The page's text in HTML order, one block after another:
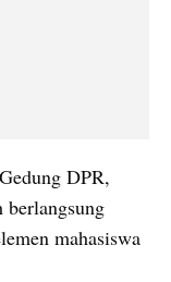
DPR,
berlangsung
mahasiswa